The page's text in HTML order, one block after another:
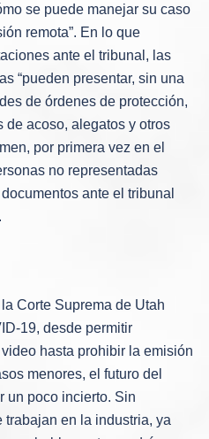
se puede manejar su caso
remota”. En lo que
ante el tribunal, las
“pueden presentar, sin una
de órdenes de protección,
de acoso, alegatos y otros
por primera vez en el
no representadas
ante el tribunal
Corte Suprema de Utah
19, desde permitir
hasta prohibir la emisión
menores, el futuro del
un poco incierto. Sin
en la industria, ya